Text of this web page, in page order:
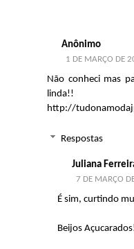
Anônimo
1 DE MARÇO DE
Não conheci mas
linda!!
http://
Respostas
Juliana
7 DE MARÇO
É sim, curtindo
Beijos